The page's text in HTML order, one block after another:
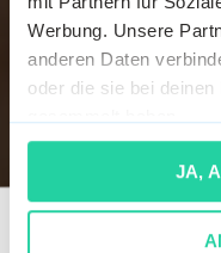
Werbung. Unsere
anderen Daten
oder die sie bei
JA,